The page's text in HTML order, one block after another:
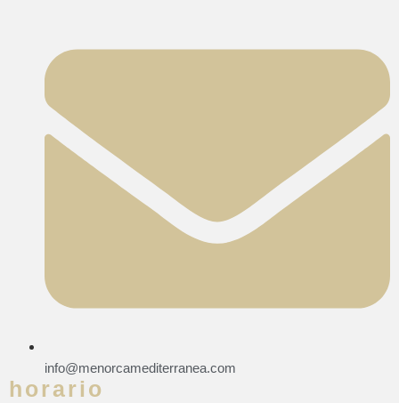
info@menorcamediterranea.com
horario